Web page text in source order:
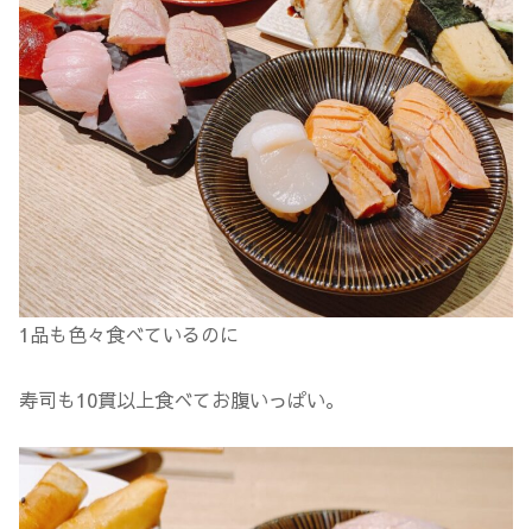
1品も色々食べているのに
寿司も10貫以上食べてお腹いっぱい。